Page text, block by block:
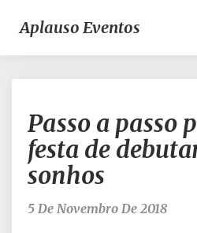
Aplauso Eventos
a
para
Passo a passo
festa de
sonhos
5 De Novembro De 2018